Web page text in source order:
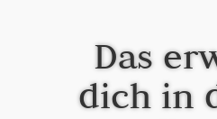
Das
dich in